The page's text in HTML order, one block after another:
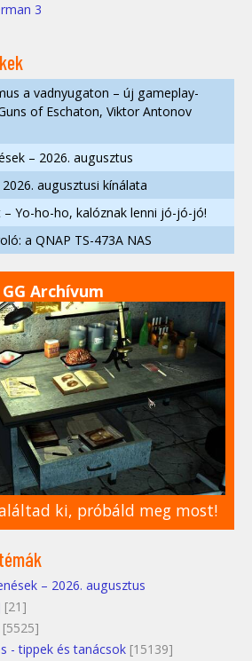
3
a vadnyugaton – új gameplay-
of Eschaton, Viktor Antonov
– 2026. augusztus
augusztusi kínálata
– Yo-ho-ho, kalóznak lenni jó-jó-jó!
a QNAP TS-473A NAS
GG Archívum
ki, próbáld meg most!
– 2026. augusztus
[21]
[5525]
- tippek és tanácsok [15139]